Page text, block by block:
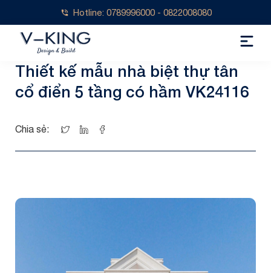
Hotline: 0789996000 - 0822008080
Thiết kế mẫu nhà biệt thự tân
cổ điển 5 tầng có hầm VK24116
Chia sẻ: